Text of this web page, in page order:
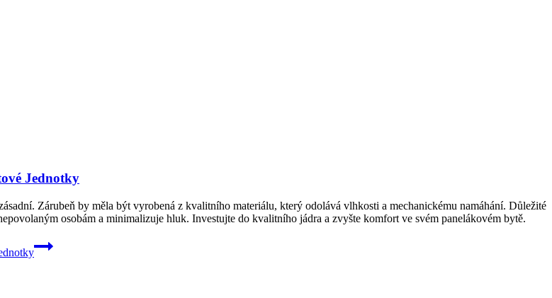
Jednotky
Zárubeň by měla být vyrobená z kvalitního materiálu, který odolává vlhkosti a mechanickému namáhání. Důležité
osobám a minimalizuje hluk. Investujte do kvalitního jádra a zvyšte komfort ve svém panelákovém bytě.